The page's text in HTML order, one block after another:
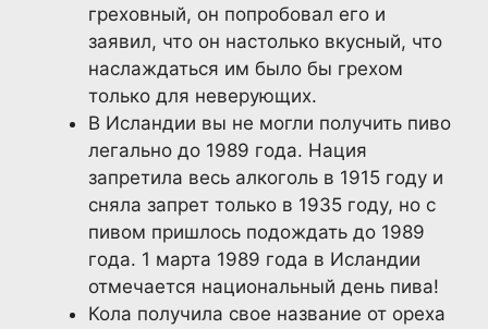
греховный, он попробовал его и
заявил, что он настолько вкусный, что
наслаждаться им было бы грехом
только для неверующих.
В Исландии вы не могли получить пиво
легально до 1989 года. Нация
запретила весь алкоголь в 1915 году и
сняла запрет только в 1935 году, но с
пивом пришлось подождать до 1989
года. 1 марта 1989 года в Исландии
отмечается национальный день пива!
Кола получила свое название от ореха